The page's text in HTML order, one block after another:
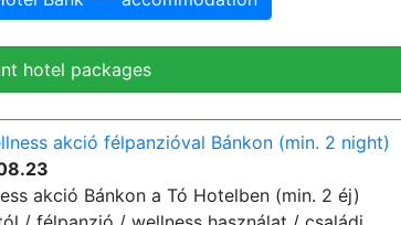
hotel packages
akció félpanzióval Bánkon (min. 2 night)
akció Bánkon a Tó Hotelben (min. 2 éj)